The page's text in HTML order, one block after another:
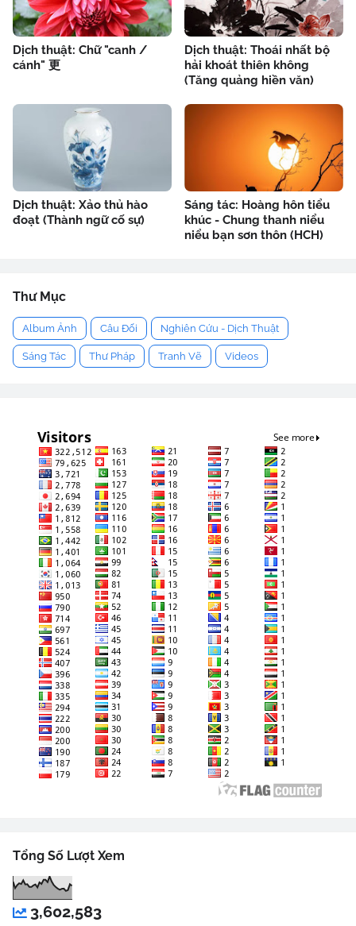
Dịch thuật: Chữ "canh /
cánh" 更
Dịch thuật: Thoái nhất bộ
hải khoát thiên không
(Tăng quảng hiền văn)
Dịch thuật: Xảo thủ hào
đoạt (Thành ngữ cố sự)
Sáng tác: Hoàng hôn tiểu
khúc - Chung thanh niểu
niểu bạn sơn thôn (HCH)
Thư Mục
Album Ảnh Câu Đối Nghiên Cứu - Dịch Thuật
Sáng Tác Thư Pháp Tranh Vẽ Videos
Tổng Số Lượt Xem
3,602,583